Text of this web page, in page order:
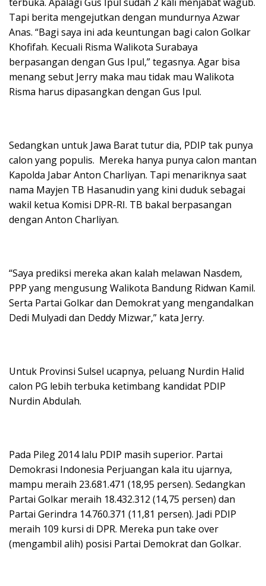
Tapi berita mengejutkan dengan mundurnya Azwar
Anas. “Bagi saya ini ada keuntungan bagi calon Golkar
Khofifah. Kecuali Risma Walikota Surabaya
berpasangan dengan Gus Ipul,” tegasnya. Agar bisa
menang sebut Jerry maka mau tidak mau Walikota
Risma harus dipasangkan dengan Gus Ipul.
Sedangkan untuk Jawa Barat tutur dia, PDIP tak punya
calon yang populis. Mereka hanya punya calon mantan
Kapolda Jabar Anton Charliyan. Tapi menariknya saat
nama Mayjen TB Hasanudin yang kini duduk sebagai
wakil ketua Komisi DPR-RI. TB bakal berpasangan
dengan Anton Charliyan.
“Saya prediksi mereka akan kalah melawan Nasdem,
PPP yang mengusung Walikota Bandung Ridwan Kamil.
Serta Partai Golkar dan Demokrat yang mengandalkan
Dedi Mulyadi dan Deddy Mizwar,” kata Jerry.
Untuk Provinsi Sulsel ucapnya, peluang Nurdin Halid
calon PG lebih terbuka ketimbang kandidat PDIP
Nurdin Abdulah.
Pada Pileg 2014 lalu PDIP masih superior. Partai
Demokrasi Indonesia Perjuangan kala itu ujarnya,
mampu meraih 23.681.471 (18,95 persen). Sedangkan
Partai Golkar meraih 18.432.312 (14,75 persen) dan
Partai Gerindra 14.760.371 (11,81 persen). Jadi PDIP
meraih 109 kursi di DPR. Mereka pun take over
(mengambil alih) posisi Partai Demokrat dan Golkar.